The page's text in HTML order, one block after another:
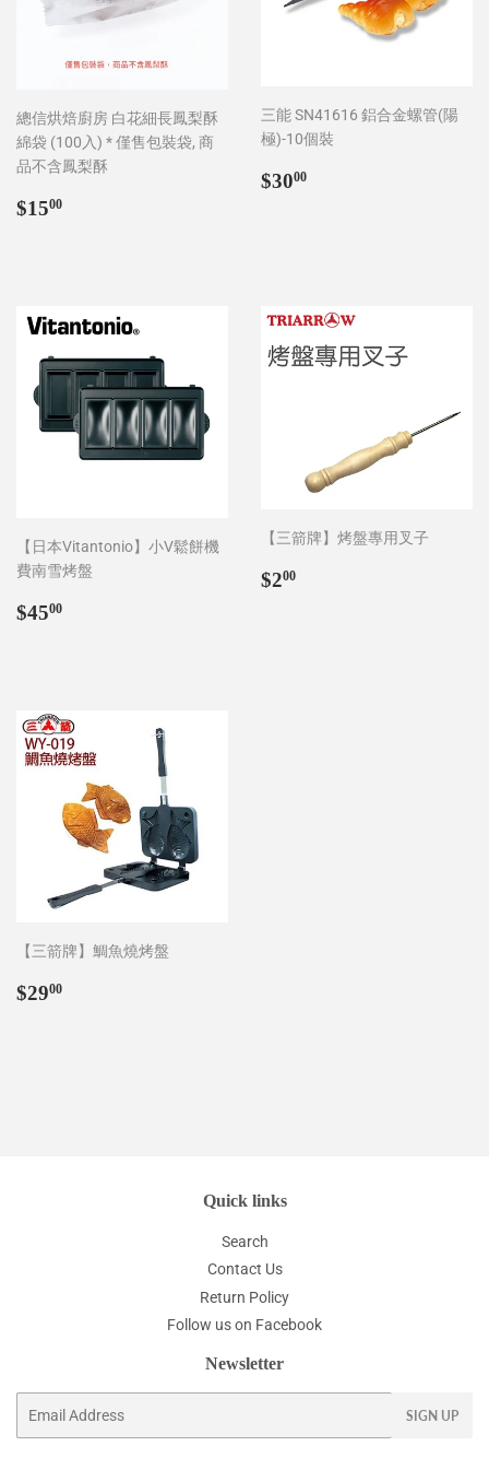
總信烘焙廚房 白花細長鳳梨酥
綿袋 (100入) * 僅售包裝袋, 商
品不含鳳梨酥
Regular
$1500
三能 SN41616 鋁合金螺管(陽
極)-10個裝
Regular
$3000
【日本Vitantonio】小V鬆餅機
費南雪烤盤
Regular
$4500
【三箭牌】烤盤專用叉子
Regular
$200
【三箭牌】鯛魚燒烤盤
Regular
$2900
Quick links
Search
Contact Us
Return Policy
Follow us on Facebook
Newsletter
SIGN UP